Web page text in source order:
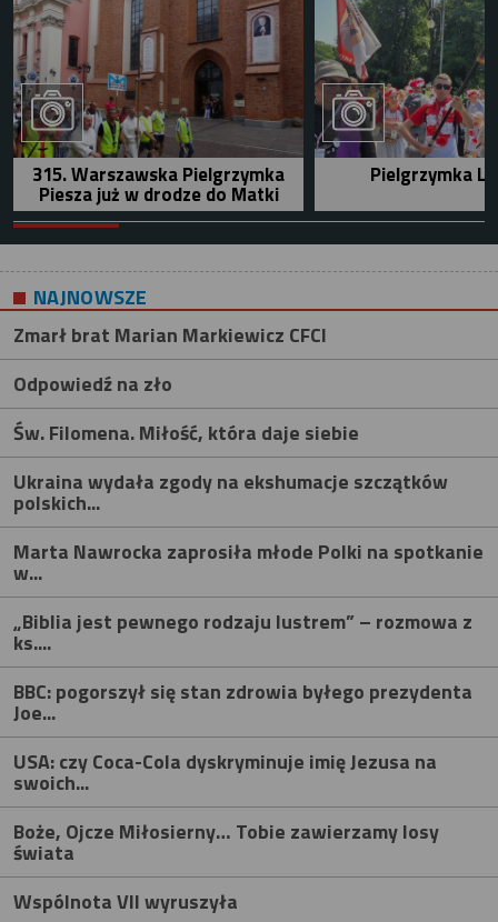
315. Warszawska Pielgrzymka
Piesza już w drodze do Matki
Pielgrzymka
NAJNOWSZE
Zmarł brat Marian Markiewicz CFCI
Odpowiedź na zło
Św. Filomena. Miłość, która daje siebie
Ukraina wydała zgody na ekshumacje szczątków
polskich...
Marta Nawrocka zaprosiła młode Polki na spotkanie
w...
„Biblia jest pewnego rodzaju lustrem” – rozmowa z
ks....
BBC: pogorszył się stan zdrowia byłego prezydenta
Joe...
USA: czy Coca-Cola dyskryminuje imię Jezusa na
swoich...
Boże, Ojcze Miłosierny… Tobie zawierzamy losy
świata
Wspólnota VII wyruszyła